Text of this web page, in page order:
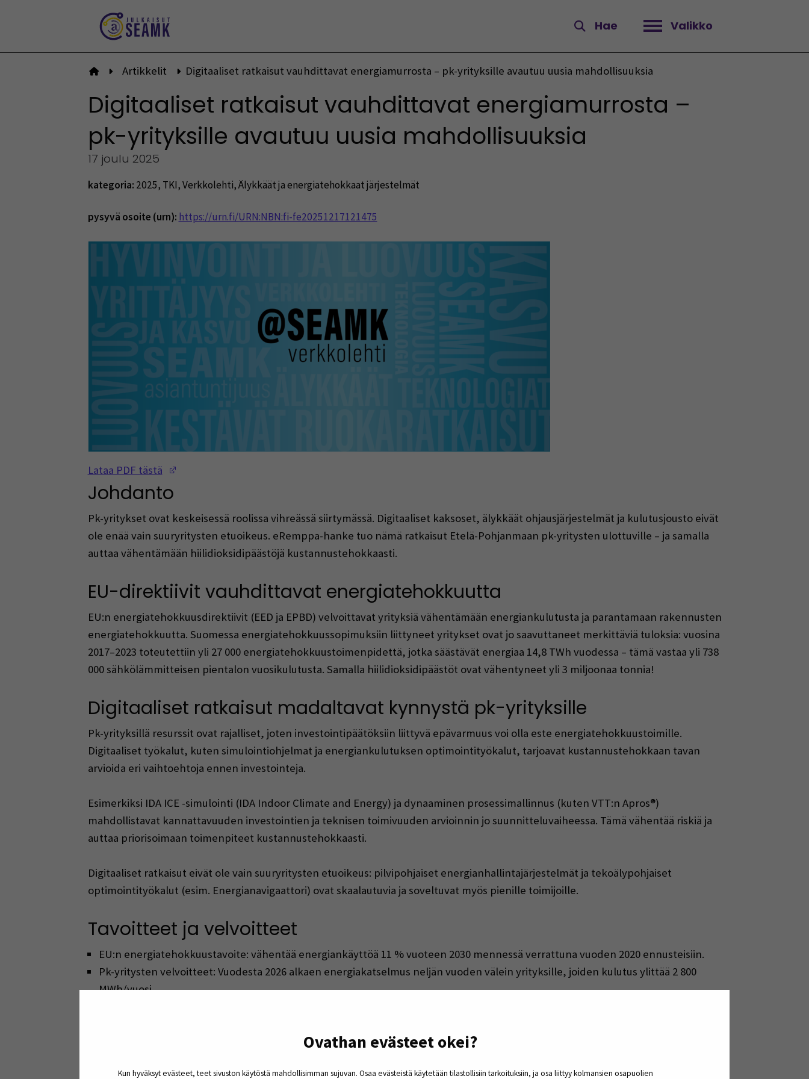
Ovathan evästeet okei?
Kun hyväksyt evästeet, teet sivuston käytöstä mahdollisimman sujuvan. Osaa evästeistä käytetään tilastollisiin tarkoituksiin, ja osa liittyy kolmansien osapuolien
Hae Valikko
Avaa valikko
Etusivulle
Artikkelit Digitaaliset ratkaisut vauhdittavat energiamurrosta – pk-yrityksille avautuu uusia mahdollisuuksia
Digitaaliset ratkaisut vauhdittavat energiamurrosta –
pk-yrityksille avautuu uusia mahdollisuuksia
17 joulu 2025
kategoria: 2025, TKI,Verkkolehti,Älykkäät ja energiatehokkaat järjestelmät
pysyvä osoite (urn): https://urn.fi/URN:NBN:fi-fe20251217121475
Lataa PDF tästä
Johdanto
Pk-yritykset ovat keskeisessä roolissa vihreässä siirtymässä. Digitaaliset kaksoset, älykkäät ohjausjärjestelmät ja kulutusjousto eivät
ole enää vain suuryritysten etuoikeus. eRemppa-hanke tuo nämä ratkaisut Etelä-Pohjanmaan pk-yritysten ulottuville – ja samalla
auttaa vähentämään hiilidioksidipäästöjä kustannustehokkaasti.
EU-direktiivit vauhdittavat energiatehokkuutta
EU:n energiatehokkuusdirektiivit (EED ja EPBD) velvoittavat yrityksiä vähentämään energiankulutusta ja parantamaan rakennusten
energiatehokkuutta. Suomessa energiatehokkuussopimuksiin liittyneet yritykset ovat jo saavuttaneet merkittäviä tuloksia: vuosina
2017–2023 toteutettiin yli 27 000 energiatehokkuustoimenpidettä, jotka säästävät energiaa 14,8 TWh vuodessa – tämä vastaa yli 738
000 sähkölämmitteisen pientalon vuosikulutusta. Samalla hiilidioksidipäästöt ovat vähentyneet yli 3 miljoonaa tonnia!
Digitaaliset ratkaisut madaltavat kynnystä pk-yrityksille
Pk-yrityksillä resurssit ovat rajalliset, joten investointipäätöksiin liittyvä epävarmuus voi olla este energiatehokkuustoimille.
Digitaaliset työkalut, kuten simulointiohjelmat ja energiankulutuksen optimointityökalut, tarjoavat kustannustehokkaan tavan
arvioida eri vaihtoehtoja ennen investointeja.
Esimerkiksi IDA ICE -simulointi (IDA Indoor Climate and Energy) ja dynaaminen prosessimallinnus (kuten VTT:n Apros®)
mahdollistavat kannattavuuden investointien ja teknisen toimivuuden arvioinnin jo suunnitteluvaiheessa. Tämä vähentää riskiä ja
auttaa priorisoimaan toimenpiteet kustannustehokkaasti.
Digitaaliset ratkaisut eivät ole vain suuryritysten etuoikeus: pilvipohjaiset energianhallintajärjestelmät ja tekoälypohjaiset
optimointityökalut (esim. Energianavigaattori) ovat skaalautuvia ja soveltuvat myös pienille toimijoille.
Tavoitteet ja velvoitteet
EU:n energiatehokkuustavoite: vähentää energiankäyttöä 11 % vuoteen 2030 mennessä verrattuna vuoden 2020 ennusteisiin.
Pk-yritysten velvoitteet: Vuodesta 2026 alkaen energiakatselmus neljän vuoden välein yrityksille, joiden kulutus ylittää 2 800
MWh/vuosi.